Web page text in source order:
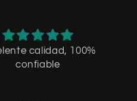
calidad, 100%
confiable